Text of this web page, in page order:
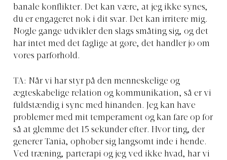
banale konflikter. Det kan være, at jeg ikke synes,
du er engageret nok i dit svar. Det kan irritere mig.
Nogle gange udvikler den slags småting sig, og det
har intet med det faglige at gøre, det handler jo om
vores parforhold.
TA: Når vi har styr på den menneskelige og
ægteskabelige relation og kommunikation, så er vi
fuldstændig i sync med hinanden. Jeg kan have
problemer med mit temperament og kan fare op for
så at glemme det 15 sekunder efter. Hvor ting, der
generer Tania, ophober sig langsomt inde i hende.
Ved træning, parterapi og jeg ved ikke hvad, har vi